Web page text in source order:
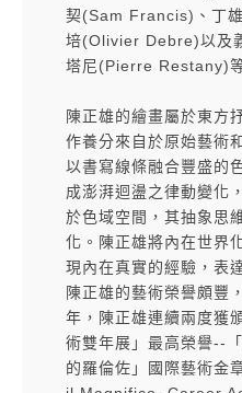
契(Sam Francis)、丁
培(Olivier Debre)以及
塔尼(Pierre Restany)
陳正雄的繪畫屬於東方
作養分來自於原始藝術
以書寫線條融合豐盛的
成澎湃迴盪之律動變化
於色域空間，其抽象思
化。陳正雄將內在世界
現內在真實的經驗，表
陳正雄的藝術榮譽頗豐
年，陳正雄連續兩度獲
術雙年展」最高榮譽--
的羅倫佐」國際藝術金